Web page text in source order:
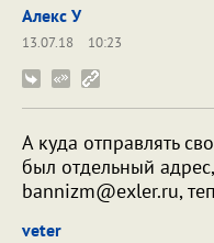
Алекс У
13.07.18
10:23
А куда отправлять
был отдельный
bannizm@exler.ru,
veter